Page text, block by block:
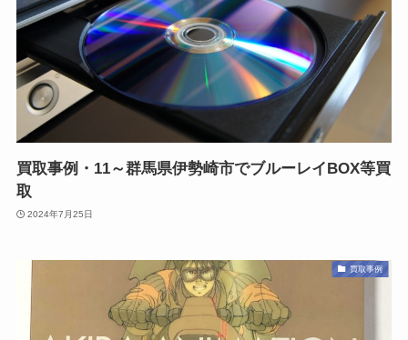
買取事例・11～群馬県伊勢崎市でブルーレイBOX等買
取
2024年7月25日
買取事例